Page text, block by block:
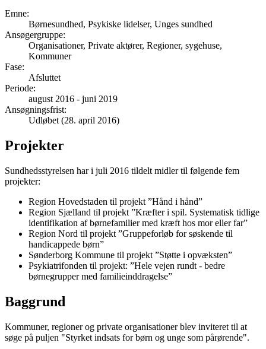
Emne:
Børnesundhed, Psykiske lidelser, Unges sundhed
Ansøgergruppe:
Organisationer, Private aktører, Regioner, sygehuse,
Kommuner
Fase:
Afsluttet
Periode:
august 2016 - juni 2019
Ansøgningsfrist:
Udløbet (28. april 2016)
Projekter
Sundhedsstyrelsen har i juli 2016 tildelt midler til følgende fem
projekter:
Region Hovedstaden til projekt ”Hånd i hånd”
Region Sjælland til projekt ”Kræfter i spil. Systematisk tidlige
identifikation af børnefamilier med kræft hos mor eller far”
Region Nord til projekt ”Gruppeforløb for søskende til
handicappede børn”
Sønderborg Kommune til projekt ”Støtte i opvæksten”
Psykiatrifonden til projekt: ”Hele vejen rundt - bedre
børnegrupper med familieinddragelse”
Baggrund
Kommuner, regioner og private organisationer blev inviteret til at
søge på puljen "Styrket indsats for børn og unge som pårørende".